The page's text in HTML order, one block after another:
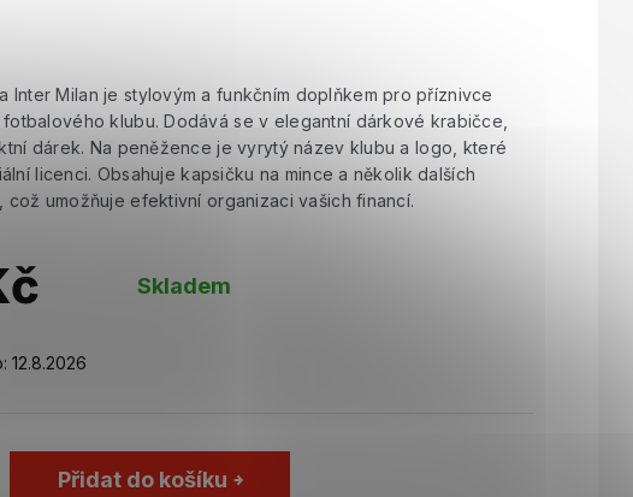
Inter Milan je stylovým a funkčním doplňkem pro příznivce
klubu. Dodává se v elegantní dárkové krabičce,
dárek. Na peněžence je vyrytý název klubu a logo, které
licenci. Obsahuje kapsičku na mince a několik dalších
což umožňuje efektivní organizaci vašich financí.
Skladem
12.8.2026
Přidat do košíku